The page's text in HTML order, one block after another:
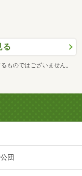
る
ものではございません。
団